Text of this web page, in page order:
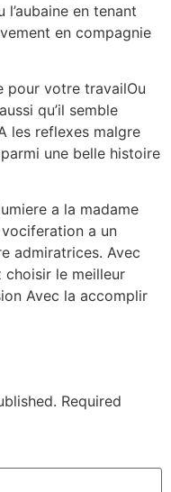
en tenant
en compagnie
pour votre travailOu
qu’il semble
les reflexes malgre
une belle histoire
a la madame
a un
admiratrices. Avec
choisir le meilleur
Avec la accomplir
Required